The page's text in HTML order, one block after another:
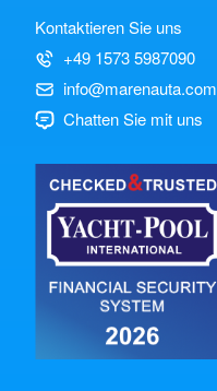
Kontaktieren Sie uns
+49 1573 5987090
info@marenauta.com
Chatten Sie mit uns